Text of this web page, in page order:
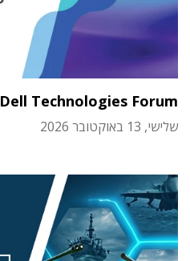
Dell Technologies Forum
שלישי, 13 באוקטובר 2026